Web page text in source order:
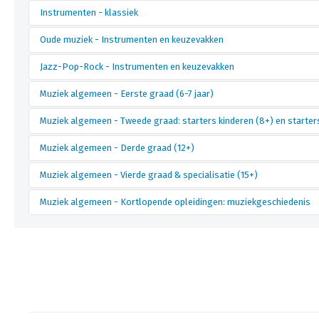
Instrumenten - klassiek
accordeon
altviool
bastrombone
bastuba
blokfluit
bugel
cello
contrabas
eufonium
gitaar -
hoorn
Oude muziek - Instrumenten en keuzevakken
altviool
barokhobo
barokluit
blokfluit
Jazz-Pop-Rock - Instrumenten en keuzevakken
basgitaar
contrabas
elektrische en/of akoestische gitaar
Geluidsleer en opnametechniek
Muziek
Muzikale
Muziek algemeen - Eerste graad (6-7 jaar)
Muziekinitiatie (6-7 jaar)
Muziek algemeen - Tweede graad: starters kinderen (8+) en
Jeugdkoor
Muziek algemeen - Derde graad (12+)
Begeleidingspraktijk
Compositie
Geluidsleer en opnametechniek
Muziek algemeen - Vierde graad & specialisatie (15+)
Begeleidingspraktijk
Compositie: klassiek
Directie
Muziek algemeen - Kortlopende opleidingen: muziekgeschiedenis